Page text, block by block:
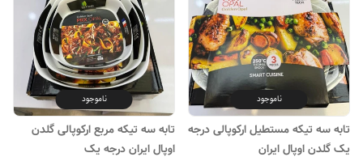
ناموجود
تابه سه تیکه مستطیل ارکوپالی درجه
یک گلدن اوپال ایران
ناموجود
تابه سه تیکه مربع ارکوپالی گلدن
اوپال ایران درجه یک